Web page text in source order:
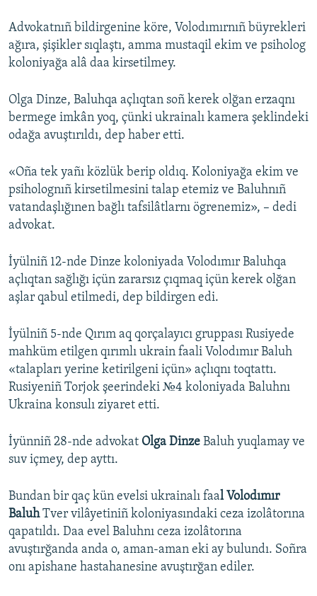
Advokatnıñ bildirgenine köre, Volodımırnıñ büyrekleri
ağıra, şişikler sıqlaştı, amma mustaqil ekim ve psiholog
koloniyağa alâ daa kirsetilmey.
Olga Dinze, Baluhqa açlıqtan soñ kerek olğan erzaqnı
bermege imkân yoq, çünki ukrainalı kamera şeklindeki
odağa avuştırıldı, dep haber etti.
«Oña tek yañı közlük berip oldıq. Koloniyağa ekim ve
psiholognıñ kirsetilmesini talap etemiz ve Baluhnıñ
vatandaşlığınen bağlı tafsilâtlarnı ögrenemiz», – dedi
advokat.
İyülniñ 12-nde Dinze koloniyada Volodımır Baluhqa
açlıqtan sağlığı içün zararsız çıqmaq içün kerek olğan
aşlar qabul etilmedi, dep bildirgen edi.
İyülniñ 5-nde Qırım aq qorçalayıcı gruppası Rusiyede
mahküm etilgen qırımlı ukrain faali Volodımır Baluh
«talapları yerine ketirilgeni içün» açlıqnı toqtattı.
Rusiyeniñ Torjok şeerindeki №4 koloniyada Baluhnı
Ukraina konsulı ziyaret etti.
İyünniñ 28-nde advokat Olga Dinze Baluh yuqlamay ve
suv içmey, dep ayttı.
Bundan bir qaç kün evelsi ukrainalı faal Volodımır
BaluhTver vilâyetiniñ koloniyasındaki ceza izolâtorına
qapatıldı. Daa evel Baluhnı ceza izolâtorına
avuştırğanda anda o, aman-aman eki ay bulundı. Soñra
onı apishane hastahanesine avuştırğan ediler.